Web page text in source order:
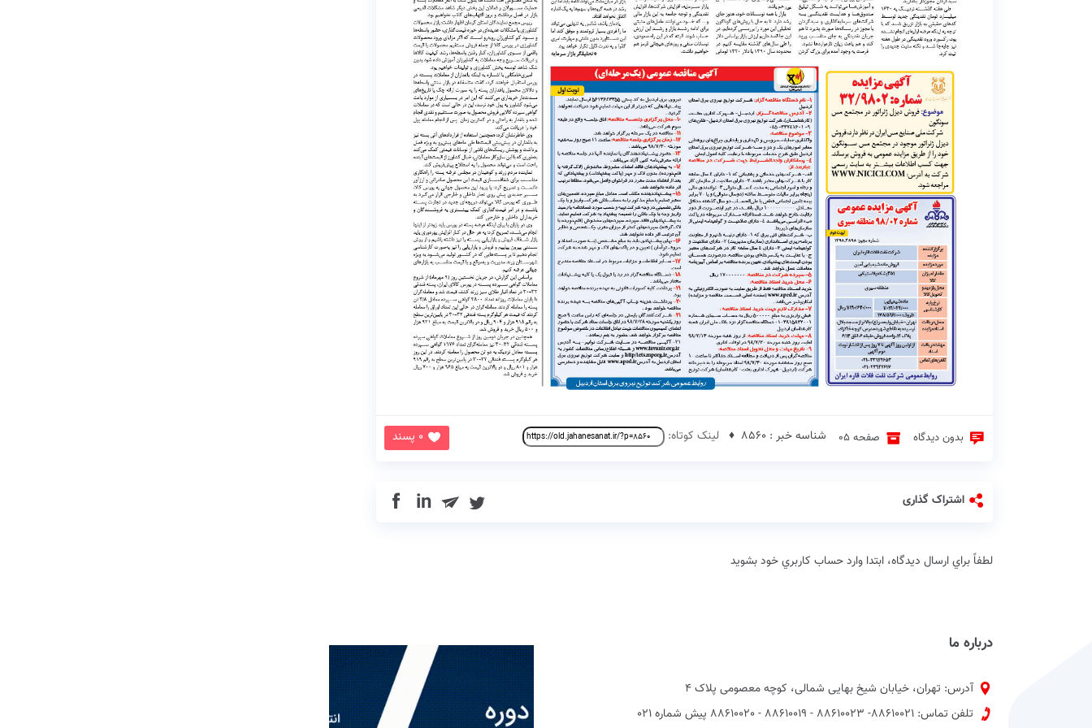
بدون دیدگاه صفحه 05 0 پسند شناسه خبر : 8560 ♦ لینک کوتاه:
اشتراک گذاری in
لطفاً براي ارسال دیدگاه، ابتدا وارد حساب كاربري خود بشويد
درباره ما
آدرس: تهران، خیابان شیخ بهایی شمالی، کوچه معصومی پلاک 4
تلفن تماس: 88610021- 88610023 - 88610019 - 88610020 پیش شماره 021